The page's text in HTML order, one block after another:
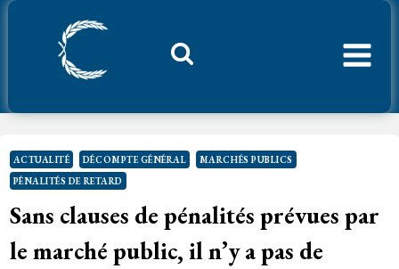
Aller
ACTUALITÉ DÉCOMPTE GÉNÉRAL
MARCHÉS PUBLICS
PÉNALITÉS DE RETARD
Sans clauses de pénalités prévues par
le marché public, il n’y a pas de